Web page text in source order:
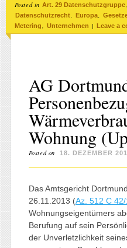
Posted in Art. 29 Datenschutzgruppe,
Datenschutzrecht, Europa,
Metering, Unternehmen | Leave a
AG
Wohnung
Posted on 18. DEZEMBER
Das Amtsgericht
26.11.2013 (Az. 512 C 42/
Wohnungseigentümers
Berufung auf sein
der Unverletzlichkeit